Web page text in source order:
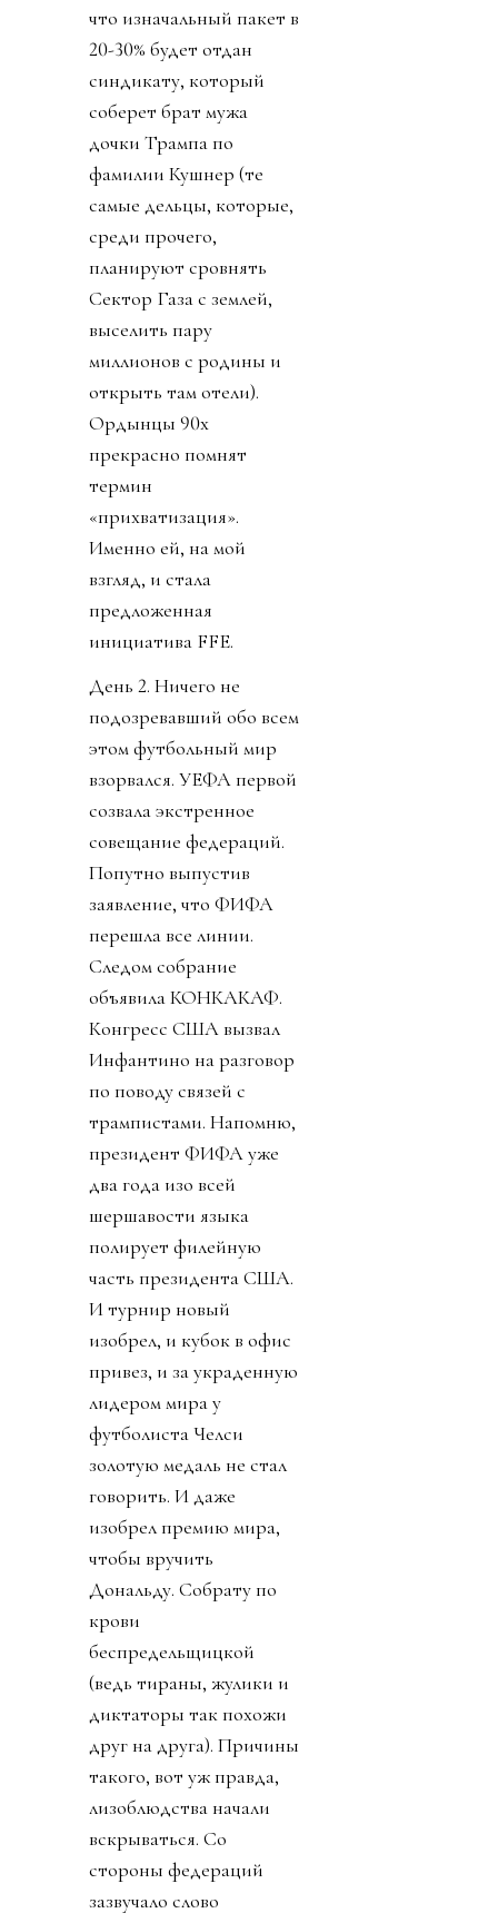
что изначальный пакет в
20-30% будет отдан
синдикату, который
соберет брат мужа
дочки Трампа по
фамилии Кушнер (те
самые дельцы, которые,
среди прочего,
планируют сровнять
Сектор Газа с землей,
выселить пару
миллионов с родины и
открыть там отели).
Ордынцы 90х
прекрасно помнят
термин
«прихватизация».
Именно ей, на мой
взгляд, и стала
предложенная
инициатива FFE.
День 2. Ничего не
подозревавший обо всем
этом футбольный мир
взорвался. УЕФА первой
созвала экстренное
совещание федераций.
Попутно выпустив
заявление, что ФИФА
перешла все линии.
Следом собрание
объявила КОНКАКАФ.
Конгресс США вызвал
Инфантино на разговор
по поводу связей с
трампистами. Напомню,
президент ФИФА уже
два года изо всей
шершавости языка
полирует филейную
часть президента США.
И турнир новый
изобрел, и кубок в офис
привез, и за украденную
лидером мира у
футболиста Челси
золотую медаль не стал
говорить. И даже
изобрел премию мира,
чтобы вручить
Дональду. Собрату по
крови
беспредельщицкой
(ведь тираны, жулики и
диктаторы так похожи
друг на друга). Причины
такого, вот уж правда,
лизоблюдства начали
вскрываться. Со
стороны федераций
зазвучало слово